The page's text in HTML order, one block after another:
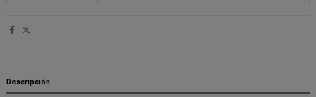
Descripción